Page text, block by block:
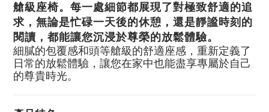
艙級座椅。每一處細節都展現了對極致舒適的追
求，無論是忙碌一天後的休憩，還是靜謐時刻的
閱讀，都能讓您沉浸於尊榮的放鬆體驗。
細膩的包覆感和頭等艙級的舒適座感，重新定義了
日常的放鬆體驗，讓您在家中也能盡享專屬於自己
的尊貴時光。